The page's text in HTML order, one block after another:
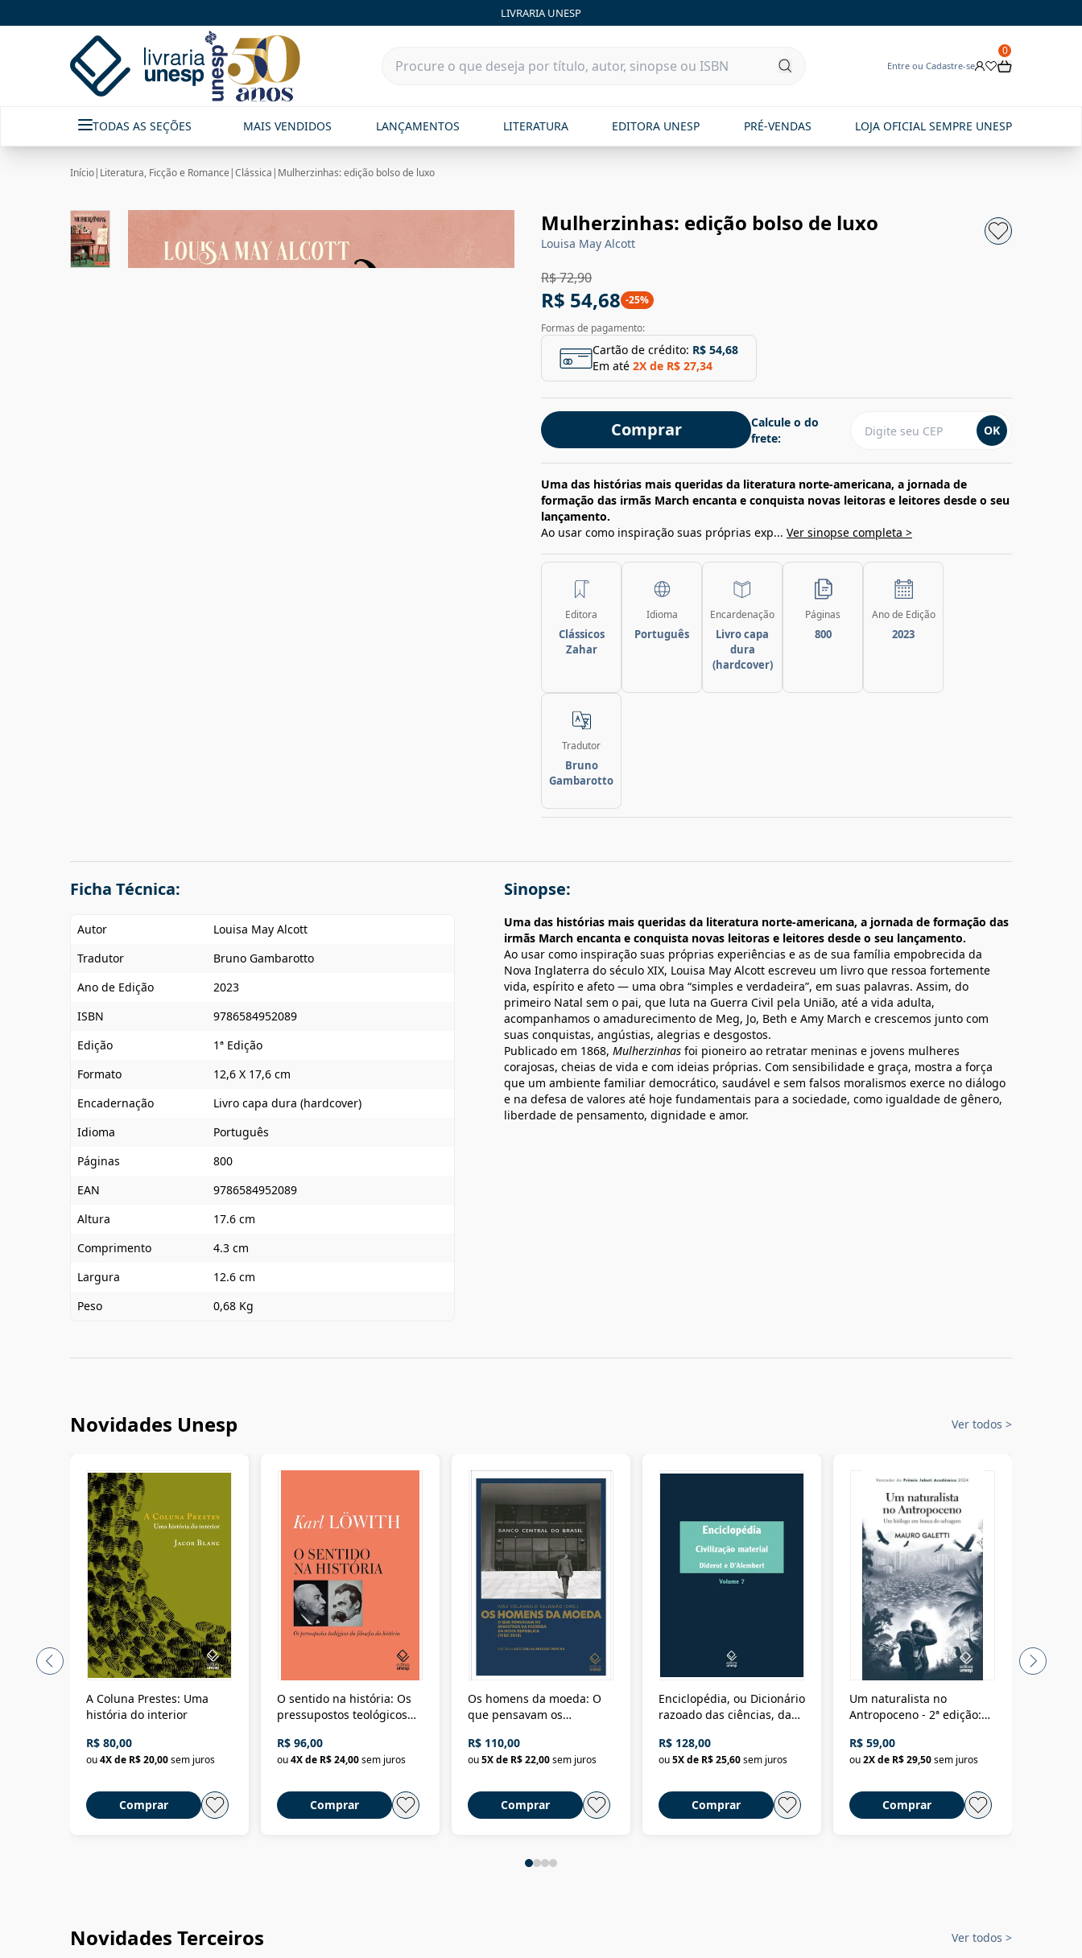
LIVRARIA UNESP
Entre ou Cadastre-se
0
TODAS AS SEÇÕES MAIS VENDIDOS LANÇAMENTOS LITERATURA EDITORA UNESP PRÉ-VENDAS LOJA OFICIAL SEMPRE UNESP
Início| Literatura, Ficção e Romance |Clássica | Mulherzinhas: edição bolso de luxo
Mulherzinhas: edição bolso de luxo
Louisa May Alcott
R$ 72,90
R$ 54,68 -25%
Formas de pagamento:
Cartão de crédito: R$ 54,68
Em até 2X de R$ 27,34
Comprar
Calcule o do
frete:
OK
Uma das histórias mais queridas da literatura norte-americana, a jornada de
formação das irmãs March encanta e conquista novas leitoras e leitores desde o seu
lançamento.
Ao usar como inspiração suas próprias exp... Ver sinopse completa >
Editora
Clássicos
Zahar
Idioma
Português
Encardenação
Livro capa
dura
(hardcover)
Páginas
800
Ano de Edição
2023
Tradutor
Bruno
Gambarotto
Ficha Técnica:
Autor
Louisa May Alcott
Tradutor
Bruno Gambarotto
Ano de Edição
2023
ISBN
9786584952089
Edição
1ª Edição
Formato
12,6 X 17,6 cm
Encadernação
Livro capa dura (hardcover)
Idioma
Português
Páginas
800
EAN
9786584952089
Altura
17.6 cm
Comprimento
4.3 cm
Largura
12.6 cm
Peso
0,68 Kg
Sinopse:
Uma das histórias mais queridas da literatura norte-americana, a jornada de formação das
irmãs March encanta e conquista novas leitoras e leitores desde o seu lançamento.
Ao usar como inspiração suas próprias experiências e as de sua família empobrecida da
Nova Inglaterra do século XIX, Louisa May Alcott escreveu um livro que ressoa fortemente
vida, espírito e afeto — uma obra “simples e verdadeira”, em suas palavras. Assim, do
primeiro Natal sem o pai, que luta na Guerra Civil pela União, até a vida adulta,
acompanhamos o amadurecimento de Meg, Jo, Beth e Amy March e crescemos junto com
suas conquistas, angústias, alegrias e desgostos.
Publicado em 1868, Mulherzinhas foi pioneiro ao retratar meninas e jovens mulheres
corajosas, cheias de vida e com ideias próprias. Com sensibilidade e graça, mostra a força
que um ambiente familiar democrático, saudável e sem falsos moralismos exerce no diálogo
e na defesa de valores até hoje fundamentais para a sociedade, como igualdade de gênero,
liberdade de pensamento, dignidade e amor.
Novidades Unesp Ver todos >
A Coluna Prestes: Uma
história do interior
R$ 80,00
ou4X de R$ 20,00sem juros
Comprar
O sentido na história: Os
pressupostos teológicos
R$ 96,00
ou4X de R$ 24,00sem juros
Comprar
Os homens da moeda: O
que pensavam os
Nova República (1985-
2018)
R$ 110,00
ou5X de R$ 22,00sem juros
Comprar
Enciclopédia, ou Dicionário
razoado das ciências, das
Civilização material
R$ 128,00
ou5X de R$ 25,60sem juros
Comprar
Um naturalista no
Antropoceno - 2ª edição:
selvagem
R$ 59,00
ou2X de R$ 29,50sem juros
Comprar
Novidades Terceiros Ver todos >